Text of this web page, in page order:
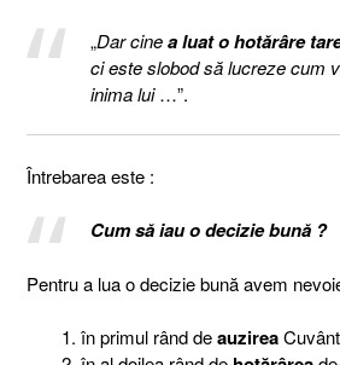
„Dar cinea luat o hotărâre
ci este slobod să lucreze cum
inima lui…”.
Întrebarea este :
Cum să iau o decizie bună ?
Pentru a lua o decizie bună avem
în primul rând deauzirea